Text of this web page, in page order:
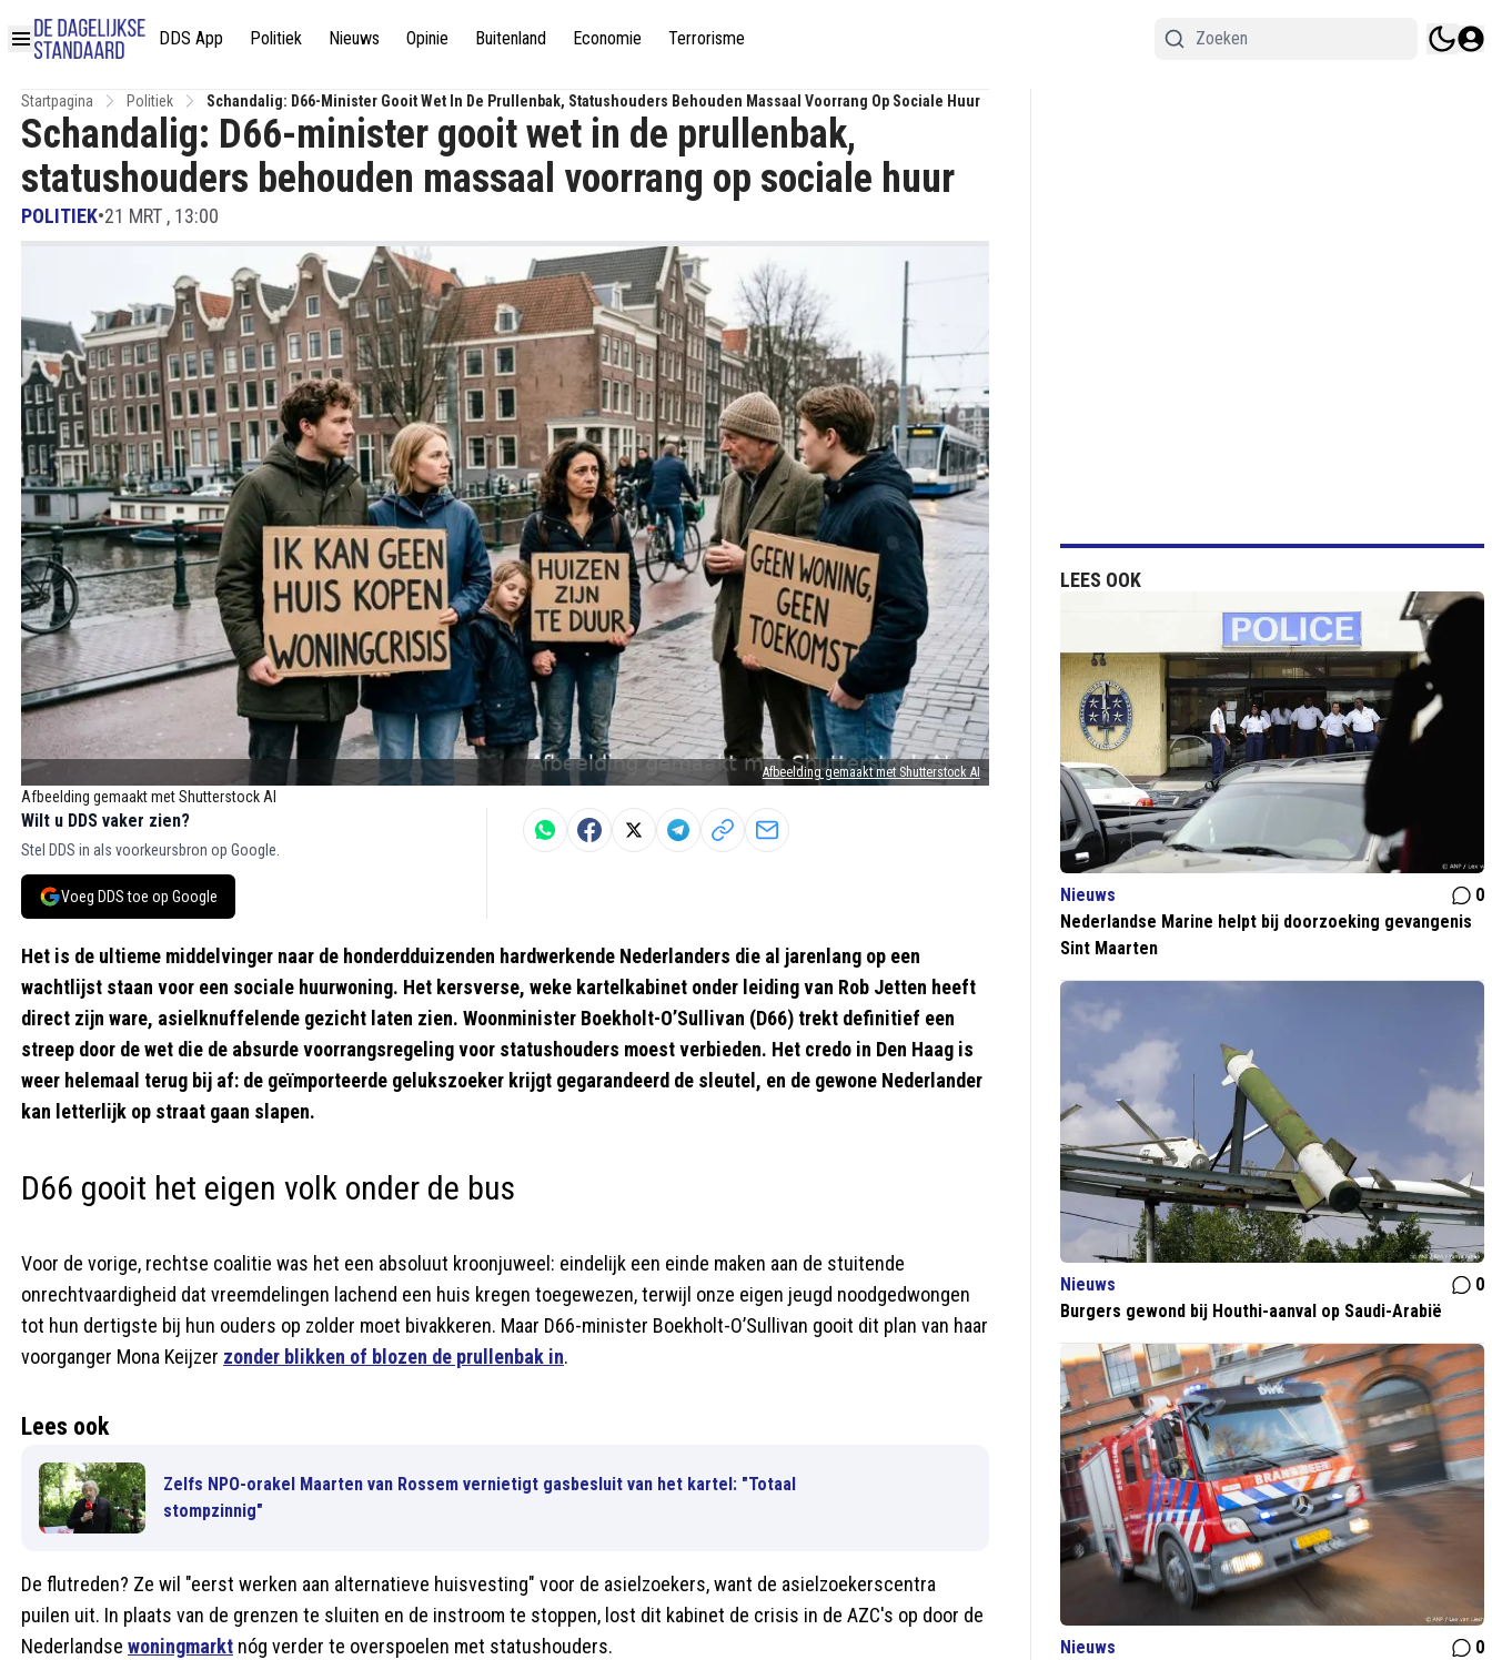
DDS App Politiek Nieuws Opinie Buitenland Economie Terrorisme
Startpagina Politiek Schandalig: D66-Minister Gooit Wet In De Prullenbak, Statushouders Behouden Massaal Voorrang Op Sociale Huur
Afbeelding gemaakt met Shutterstock AI
Afbeelding gemaakt met Shutterstock AI
Schandalig: D66-minister gooit wet in de prullenbak,
statushouders behouden massaal voorrang op sociale huur
POLITIEK•21 MRT , 13:00
Wilt u DDS vaker zien?
Stel DDS in als voorkeursbron op Google.
Voeg DDS toe op Google
Het is de ultieme middelvinger naar de honderdduizenden hardwerkende Nederlanders die al jarenlang op een
wachtlijst staan voor een sociale huurwoning. Het kersverse, weke kartelkabinet onder leiding van Rob Jetten heeft
direct zijn ware, asielknuffelende gezicht laten zien. Woonminister Boekholt-O’Sullivan (D66) trekt definitief een
streep door de wet die de absurde voorrangsregeling voor statushouders moest verbieden. Het credo in Den Haag is
weer helemaal terug bij af: de geïmporteerde gelukszoeker krijgt gegarandeerd de sleutel, en de gewone Nederlander
kan letterlijk op straat gaan slapen.
D66 gooit het eigen volk onder de bus
Voor de vorige, rechtse coalitie was het een absoluut kroonjuweel: eindelijk een einde maken aan de stuitende
onrechtvaardigheid dat vreemdelingen lachend een huis kregen toegewezen, terwijl onze eigen jeugd noodgedwongen
tot hun dertigste bij hun ouders op zolder moet bivakkeren. Maar D66-minister Boekholt-O’Sullivan gooit dit plan van haar
voorganger Mona Keijzer zonder blikken of blozen de prullenbak in.
Lees ook
Zelfs NPO-orakel Maarten van Rossem vernietigt gasbesluit van het kartel: "Totaal
stompzinnig"
De flutreden? Ze wil "eerst werken aan alternatieve huisvesting" voor de asielzoekers, want de asielzoekerscentra
puilen uit. In plaats van de grenzen te sluiten en de instroom te stoppen, lost dit kabinet de crisis in de AZC's op door de
Nederlandse woningmarkt nóg verder te overspoelen met statushouders.
LEES OOK
Nieuws
0
Nederlandse Marine helpt bij doorzoeking gevangenis
Sint Maarten
Nieuws
0
Burgers gewond bij Houthi-aanval op Saudi-Arabië
Nieuws
0